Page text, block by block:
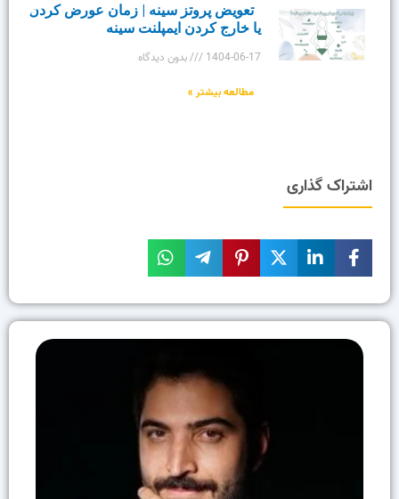
تعویض پروتز سینه | زمان عورض کردن
یا خارج کردن ایمپلنت سینه
1404-06-17
بدون دیدگاه
مطالعه بیشتر »
اشتراک گذاری